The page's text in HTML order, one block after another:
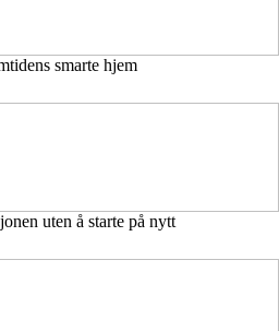
smarte hjem
uten å starte på nytt